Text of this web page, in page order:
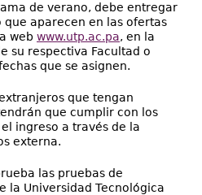
de verano, debe entregar
que aparecen en las ofertas
web www.utp.ac.pa, en la
su respectiva Facultad o
que se asignen.
que tengan
que cumplir con los
ingreso a través de la
externa.
las pruebas de
la Universidad Tecnológica